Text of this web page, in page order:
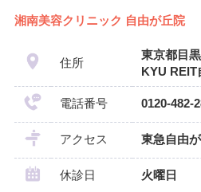
湘南美容クリニック 自由が丘院
住所
東京都目
KYU
電話番号 0120-482-
アクセス 東急自由
休診日 火曜日